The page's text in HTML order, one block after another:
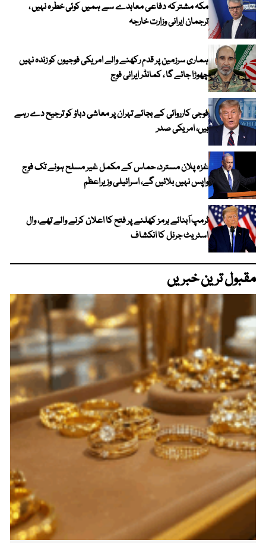
مکہ مشترکہ دفاعی معاہدے سے ہمیں کوئی خطرہ نہیں ،
ترجمان ایرانی وزارت خارجہ
ہماری سرزمین پر قدم رکھنے والے امریکی فوجیوں کو زندہ نہیں
چھوڑا جائے گا ، کمانڈر ایرانی فوج
فوجی کارروائی کے بجائے تہران پر معاشی دباؤ کو ترجیح دے رہے
ہیں، امریکی صدر
غزہ پلان مسترد، حماس کے مکمل غیر مسلح ہونے تک فوج
واپس نہیں بلائیں گے، اسرائیلی وزیراعظم
ٹرمپ آبنائے ہرمز کھلنے پر فتح کا اعلان کرنے والے تھے، وال
اسٹریٹ جرنل کا انکشاف
مقبول ترین خبریں